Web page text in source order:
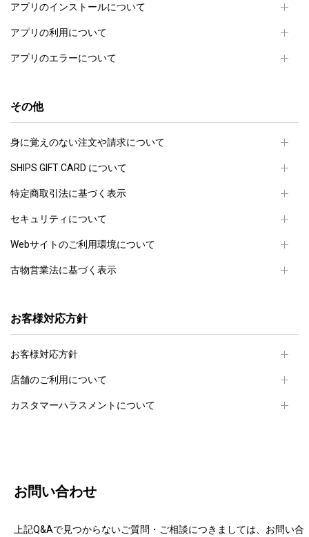
アプリのインストールについて
アプリの利用について
アプリのエラーについて
その他
身に覚えのない注文や請求について
SHIPS GIFT CARD について
特定商取引法に基づく表示
セキュリティについて
Webサイトのご利用環境について
古物営業法に基づく表示
お客様対応方針
お客様対応方針
店舗のご利用について
カスタマーハラスメントについて
お問い合わせ
上記Q&Aで見つからないご質問・ご相談につきましては、お問い合